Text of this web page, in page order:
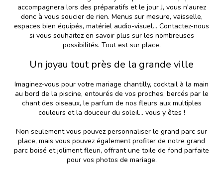
accompagnera lors des préparatifs et le jour J, vous n'aurez
donc à vous soucier de rien. Menus sur mesure, vaisselle,
espaces bien équipés, matériel audio-visuel... Contactez-nous
si vous souhaitez en savoir plus sur les nombreuses
possibilités. Tout est sur place.
Un joyau tout près de la grande ville
Imaginez-vous pour votre mariage chantilly, cocktail à la main
au bord de la piscine, entourés de vos proches, bercés par le
chant des oiseaux, le parfum de nos fleurs aux multiples
couleurs et la douceur du soleil... vous y êtes !
Non seulement vous pouvez personnaliser le grand parc sur
place, mais vous pouvez également profiter de notre grand
parc boisé et joliment fleuri, offrant une toile de fond parfaite
pour vos photos de mariage.